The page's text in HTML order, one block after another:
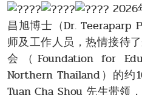
2026
昌旭博士（Dr. Teeraparp
师及工作人员，热情接待
会（Foundation for
Northern Thailand）的约
Tuan Cha Shou 先生带领